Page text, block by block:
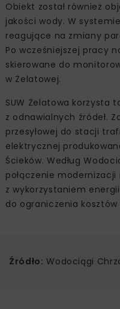
Obiekt został również
jakości wody. W
reagujące na zmiany
Po wcześniejszej pracy
skierowane do
w Żelatowej.
SUW Żelatowa korzysta
z odnawialnych źródeł.
przesyłowej do stacji
elektrycznej
Ścieków. Według
połączenie
z wykorzystaniem
do ograniczenia
Źródło: Wodociągi